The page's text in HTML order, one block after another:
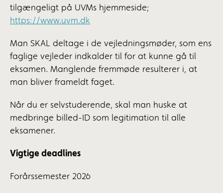
tilgængeligt på UVMs hjemmeside;
https://www.uvm.dk
Man SKAL deltage i de vejledningsmøder, som ens
faglige vejleder indkalder til for at kunne gå til
eksamen. Manglende fremmøde resulterer i, at
man bliver frameldt faget.
Når du er selvstuderende, skal man huske at
medbringe billed-ID som legitimation til alle
eksamener.
Vigtige deadlines
Forårssemester 2026